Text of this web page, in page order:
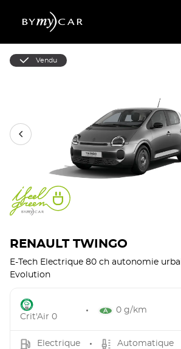
Vendu
RENAULT TWINGO
E-Tech Electrique 80 ch autonomie
Evolution
Crit'Air 0
0 g/km
Electrique Automatique